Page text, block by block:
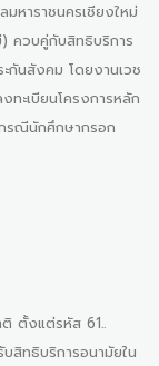
หาราชนครเชียงใหม่
) ควบคู่กับสิทธิบริการ
กันสังคม โดยงานเวช
ทะเบียนโครงการหลัก
รณีนักศึกษากรอก
ตั้งแต่รหัส 61..
บสิทธิบริการอนามัยใน